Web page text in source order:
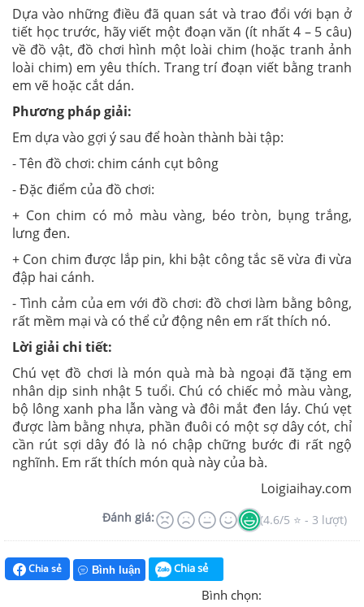
Dựa vào những điều đã quan sát và trao đổi với bạn ở
tiết học trước, hãy viết một đoạn văn (ít nhất 4 – 5 câu)
về đồ vật, đồ chơi hình một loài chim (hoặc tranh ảnh
loài chim) em yêu thích. Trang trí đoạn viết bằng tranh
em vẽ hoặc cắt dán.
Phương pháp giải:
Em dựa vào gợi ý sau để hoàn thành bài tập:
- Tên đồ chơi: chim cánh cụt bông
- Đặc điểm của đồ chơi:
+ Con chim có mỏ màu vàng, béo tròn, bụng trắng,
lưng đen.
+ Con chim được lắp pin, khi bật công tắc sẽ vừa đi vừa
đập hai cánh.
- Tình cảm của em với đồ chơi: đồ chơi làm bằng bông,
rất mềm mại và có thể cử động nên em rất thích nó.
Lời giải chi tiết:
Chú vẹt đồ chơi là món quà mà bà ngoại đã tặng em
nhân dịp sinh nhật 5 tuổi. Chú có chiếc mỏ màu vàng,
bộ lông xanh pha lẫn vàng và đôi mắt đen láy. Chú vẹt
được làm bằng nhựa, phần đuôi có một sợ dây cót, chỉ
cần rút sợi dây đó là nó chập chững bước đi rất ngộ
nghĩnh. Em rất thích món quà này của bà.
Loigiaihay.com
Đánh giá: (4.6/5 ⭐ - 3 lượt)
Chia sẻ Bình luận Chia sẻ
Bình chọn: